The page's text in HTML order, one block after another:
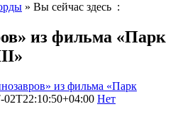
» Вы сейчас здесь :
из фильма «Парк
из фильма «Парк
02T22:10:50+04:00 Нет